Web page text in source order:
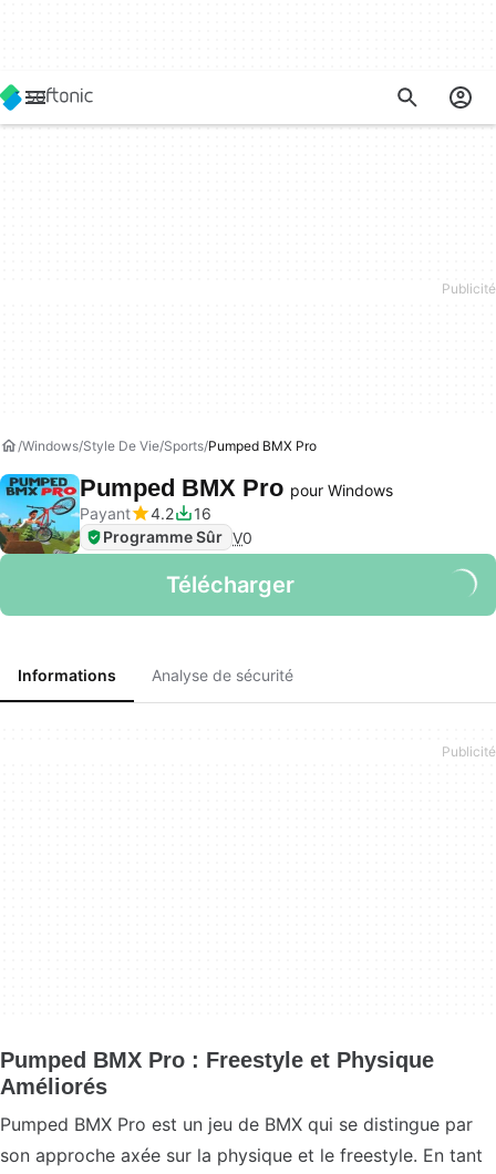
Windows Style De Vie Sports Pumped BMX Pro
Pumped BMX Pro pour Windows
Payant
4.2
16
Programme Sûr V0
Télécharger
Informations Analyse de sécurité
Pumped BMX Pro : Freestyle et Physique
Améliorés
Pumped BMX Pro est un jeu de BMX qui se distingue par
son approche axée sur la physique et le freestyle. En tant